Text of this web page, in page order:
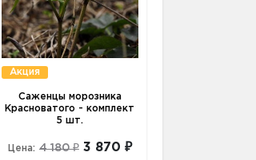
Акция
Саженцы морозника
Красноватого - комплект
5 шт.
Цена: 4 180 ₽ 3 870 ₽